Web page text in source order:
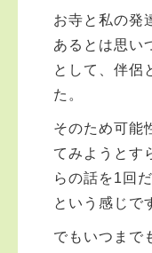
お寺と私の発
あるとは思い
として、伴侶
た。
そのため可能
てみようとす
らの話を1回
という感じで
でもいつまで